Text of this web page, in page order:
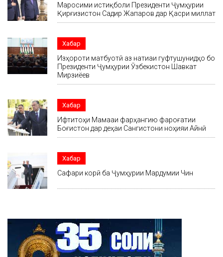
Маросими истиқболи Президенти Ҷумҳурии
Қирғизистон Садир Жапаров дар Қасри миллат
Хабар
Изҳороти матбуотӣ аз натиҷаи гуфтушунидҳо бо
Президенти Ҷумҳурии Ӯзбекистон Шавкат
Мирзиёев
Хабар
Ифтитоҳи Маҷмааи фарҳангию фароғатии
Боғистон дар деҳаи Сангистони ноҳияи Айнӣ
Хабар
Сафари корӣ ба Ҷумҳурии Мардумии Чин